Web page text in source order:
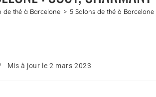
de thé à Barcelone > 5 Salons de thé à
Mis à jour le 2 mars 2023